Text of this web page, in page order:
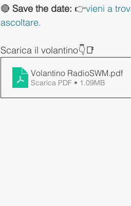
🔴 Save the date: 👉vieni a
ascoltare.
Scarica il volantino👇📑
Volantino RadioSWM.pdf
Scarica PDF • 1.09MB